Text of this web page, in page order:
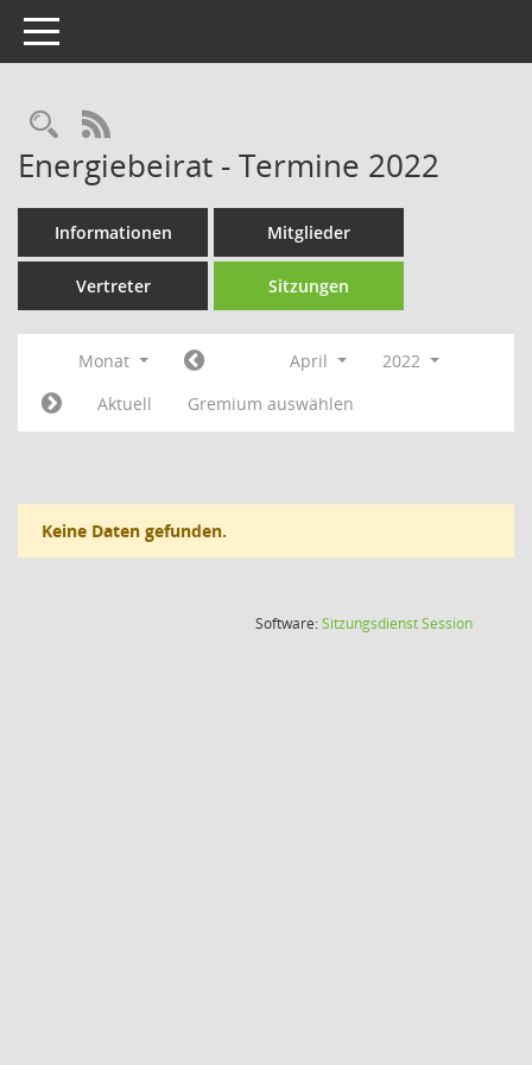
Toggle navigation
Rechercheauswahl
RSS-Feed
Energiebeirat - Termine 2022
Informationen Mitglieder
Vertreter Sitzungen
Monat April
2022
Aktuell
Gremium auswählen
Keine Daten gefunden.
Software:SitzungsdienstSession(Wird in